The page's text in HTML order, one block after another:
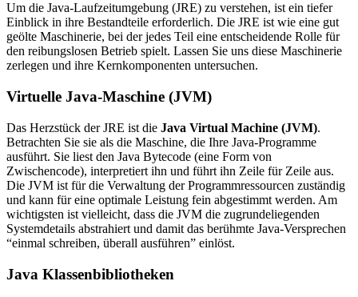
Um die Java-Laufzeitumgebung (JRE) zu verstehen, ist ein tiefer
Einblick in ihre Bestandteile erforderlich. Die JRE ist wie eine gut
geölte Maschinerie, bei der jedes Teil eine entscheidende Rolle für
den reibungslosen Betrieb spielt. Lassen Sie uns diese Maschinerie
zerlegen und ihre Kernkomponenten untersuchen.
Virtuelle Java-Maschine (JVM)
Das Herzstück der JRE ist die Java Virtual Machine (JVM).
Betrachten Sie sie als die Maschine, die Ihre Java-Programme
ausführt. Sie liest den Java Bytecode (eine Form von
Zwischencode), interpretiert ihn und führt ihn Zeile für Zeile aus.
Die JVM ist für die Verwaltung der Programmressourcen zuständig
und kann für eine optimale Leistung fein abgestimmt werden. Am
wichtigsten ist vielleicht, dass die JVM die zugrundeliegenden
Systemdetails abstrahiert und damit das berühmte Java-Versprechen
“einmal schreiben, überall ausführen” einlöst.
Java Klassenbibliotheken